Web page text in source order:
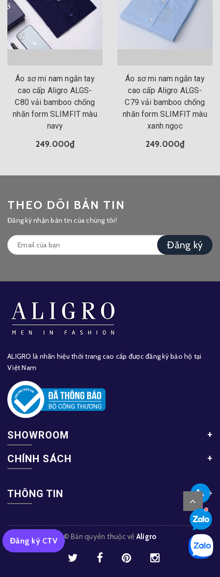
Áo sơ mi nam ngắn tay
cao cấp Aligro ALGS-
C80 vải bamboo chống
nhăn form SLIMFIT màu
navy
249.000₫
Áo sơ mi nam ngắn tay
cao cấp Aligro ALGS-
C79 vải bamboo chống
nhăn form SLIMFIT màu
xanh ngọc
249.000₫
THEO DÕI BẢN TIN
Đăng ký nhận bản tin của chúng tôi!
Đăng ký
ALIGRO là nhãn hiệu thời trang cao cấp được đăng ký bảo hộ tại
Việt Nam
SHOWROOM
CHÍNH SÁCH
THÔNG TIN
© Bản quyền thuộc vềAligro
Đăng ký CTV